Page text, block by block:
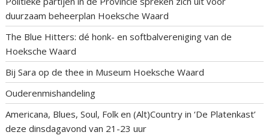
duurzaam beheerplan Hoeksche Waard
The Blue Hitters: dé honk- en softbalvereniging van de
Hoeksche Waard
Bij Sara op de thee in Museum Hoeksche Waard
Ouderenmishandeling
Americana, Blues, Soul, Folk en (Alt)Country in ‘De Platenkast’
deze dinsdagavond van 21-23 uur